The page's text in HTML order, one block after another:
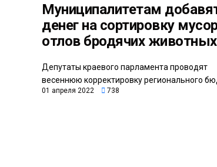
Муниципалитетам
денег на сортировку
отлов бродячих животных
Депутаты краевого парламента проводят
весеннюю корректировку регионального
01 апреля 2022 738